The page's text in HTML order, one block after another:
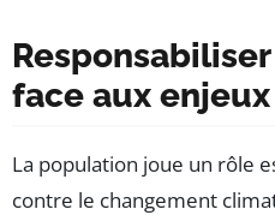
face aux
La population joue un rôle
contre le changement